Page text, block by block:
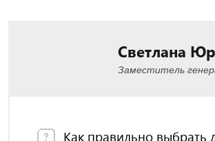
Светлана
Заместитель
Как правильно выбрать